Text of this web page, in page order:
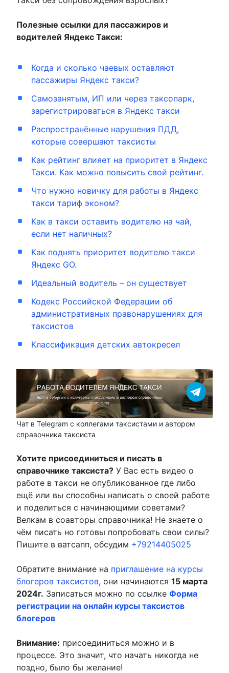
Полезные ссылки для пассажиров и
водителей Яндекс Такси:
Когда и сколько чаевых оставляют
пассажиры Яндекс такси?
Самозанятым, ИП или через таксопарк,
зарегистрироваться в Яндекс такси
Распространённые нарушения ПДД,
которые совершают таксисты
Как рейтинг влияет на приоритет в Яндекс
Такси. Как можно повысить свой рейтинг.
Что нужно новичку для работы в Яндекс
такси тариф эконом?
Как в такси оставить водителю на чай,
если нет наличных?
Как поднять приоритет водителю такси
Яндекс GO.
Идеальный водитель – он существует
Кодекс Российской Федерации об
административных правонарушениях для
таксистов
Классификация детских автокресел
Чат в Telegram с коллегами таксистами и автором
справочника таксиста
Хотите присоединиться и писать в
справочнике таксиста? У Вас есть видео о
работе в такси не опубликованное где либо
ещё или вы способны написать о своей работе
и поделиться с начинающими советами?
Велкам в соавторы справочника! Не знаете о
чём писать но готовы попробовать свои силы?
Пишите в ватсапп, обсудим +79214405025
Обратите внимание на приглашение на курсы
блогеров таксистов, они начинаются 15 марта
2024г. Записаться можно по ссылке Форма
регистрации на онлайн курсы таксистов
блогеров
Внимание: присоединиться можно и в
процессе. Это значит, что начать никогда не
поздно, было бы желание!